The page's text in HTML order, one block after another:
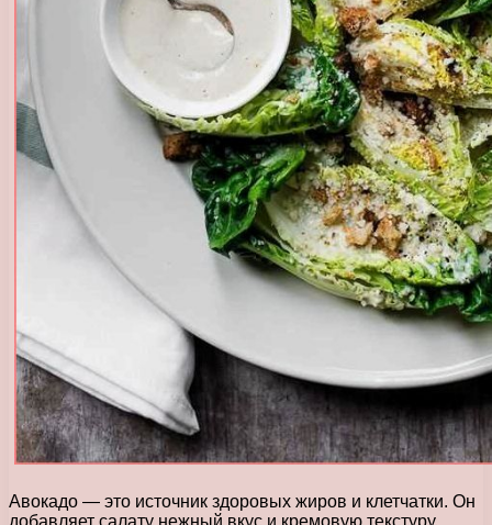
Авокадо — это источник здоровых жиров и клетчатки. Он
добавляет салату нежный вкус и кремовую текстуру.